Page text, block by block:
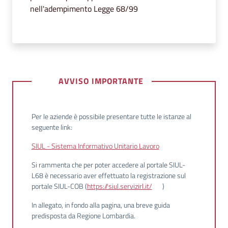
nell'adempimento Legge 68/99
AVVISO IMPORTANTE
Per le aziende è possibile presentare tutte le istanzeal
seguente link:
SIUL - Sistema Informativo Unitario Lavoro
Si rammenta che per poter accedere al portale SIUL-
L68 è necessario aver effettuato la registrazione sul
portale SIUL-COB (https://siul.servizirl.it/
)
In allegato, in fondo alla pagina, una breve guida
predisposta da Regione Lombardia.